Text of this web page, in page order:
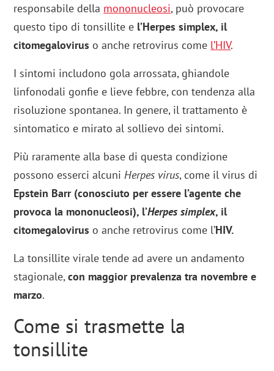
responsabile della mononucleosi, può provocare
questo tipo di tonsillite e l’Herpes simplex, il
citomegalovirus o anche retrovirus come l’HIV.
I sintomi includono gola arrossata, ghiandole
linfonodali gonfie e lieve febbre, con tendenza alla
risoluzione spontanea. In genere, il trattamento è
sintomatico e mirato al sollievo dei sintomi.
Più raramente alla base di questa condizione
possono esserci alcuni Herpes virus, come il virus di
Epstein Barr (conosciuto per essere l’agente che
provoca la mononucleosi), l’Herpes simplex, il
citomegalovirus o anche retrovirus come l’HIV.
La tonsillite virale tende ad avere un andamento
stagionale,con maggior prevalenza tra novembre e
marzo.
Come si trasmette la
tonsillite